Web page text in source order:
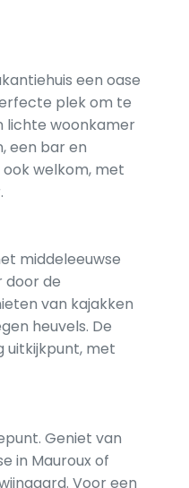
een oase
plek om te
lichte woonkamer
een bar en
welkom, met
middeleeuwse
door de
van kajakken
heuvels. De
uitkijkpunt, met
Geniet van
in Mauroux of
Voor een